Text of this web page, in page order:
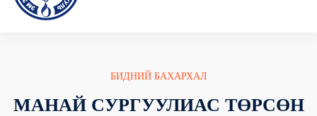
БИДНИЙ БАХАРХАЛ
МАНАЙ СУРГУУЛИАС ТӨРСӨН